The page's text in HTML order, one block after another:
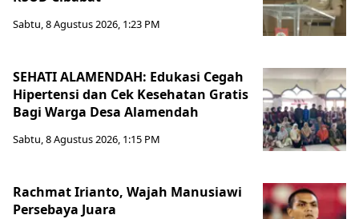
Sabtu, 8 Agustus 2026, 1:23 PM
SEHATI ALAMENDAH: Edukasi Cegah
Hipertensi dan Cek Kesehatan Gratis
Bagi Warga Desa Alamendah
Sabtu, 8 Agustus 2026, 1:15 PM
Rachmat Irianto, Wajah Manusiawi
Persebaya Juara